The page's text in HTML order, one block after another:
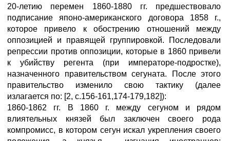
20-летию перемен 1860-1880 гг. предшествовало
подписание японо-американского договора 1858 г.,
которое привело к обострению отношений между
оппозицией и правящей группировкой. Последовали
репрессии против оппозиции, которые в 1860 привели
к убийству регента (при императоре-подростке),
назначенного правительством сегуната. После этого
правительство изменило свою тактику (далее
излагается по: [2, с.156-161,174-179,182]):
1860-1862 гг. В 1860 г. между сегуном и рядом
влиятельных князей был заключен своего рода
компромисс, в котором сегун искал укрепления своего